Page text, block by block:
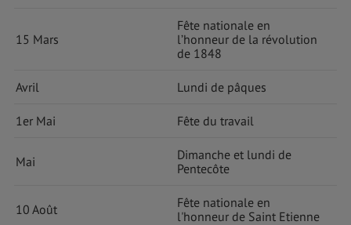
15 Mars
Fête nationale en
l’honneur de la révolution
de 1848
Avril Lundi de pâques
1er Mai Fête du travail
Mai
Dimanche et lundi de
Pentecôte
10 Août
Fête nationale en
l'honneur de Saint Etienne